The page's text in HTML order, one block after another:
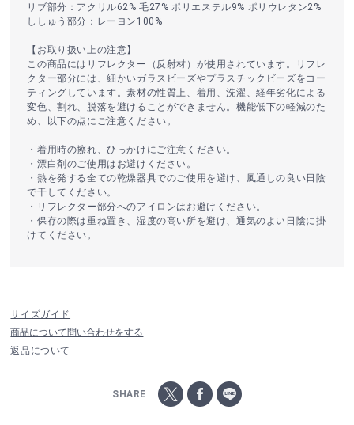
リブ部分：アクリル62% 毛27% ポリエステル9% ポリウレタン2%
ししゅう部分：レーヨン100%
【お取り扱い上の注意】
この商品にはリフレクター（反射材）が使用されています。リフレ
クター部分には、細かいガラスビーズやプラスチックビーズをコー
ティングしています。素材の性質上、着用、洗濯、経年劣化による
変色、割れ、脱落を避けることができません。機能低下の軽減のた
め、以下の点にご注意ください。
・着用時の擦れ、ひっかけにご注意ください。
・漂白剤のご使用はお避けください。
・熱を発する全ての乾燥器具でのご使用を避け、風通しの良い日陰
で干してください。
・リフレクター部分へのアイロンはお避けください。
・保存の際は重ね置き、湿度の高い所を避け、通気のよい日陰に掛
けてください。
サイズガイド
商品について問い合わせをする
返品について
SHARE